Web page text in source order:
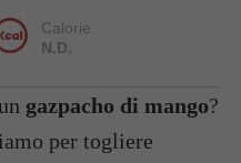
Calorie:
N.D.
gazpacho di mango?
per togliere